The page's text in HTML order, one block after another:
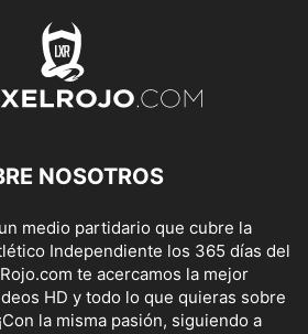
NOSOTROS
medio partidario que cubre la
Independiente los 365 días del
te acercamos la mejor
HD y todo lo que quieras sobre
la misma pasión, siguiendo a